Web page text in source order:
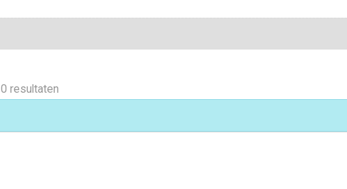
0 resultaten